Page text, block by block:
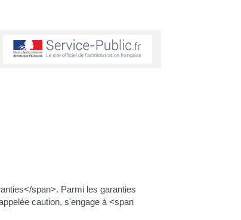
span>. Parmi les garanties
caution, s'engage à <span